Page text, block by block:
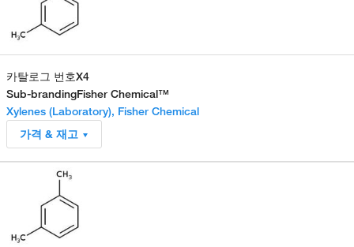
카탈로그 번호X4
Sub-brandingFisher Chemical™
Xylenes (Laboratory), Fisher Chemical
가격 & 재고